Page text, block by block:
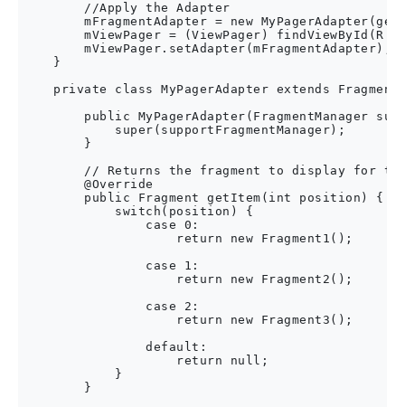
        //Apply the Adapter
mFragmentAdapter = new
mViewPager = (ViewPager)
        mViewPager.setAdapter(mFragmentAdapter);
    }
private class MyPagerAdapter extends
public MyPagerAdapter(FragmentManager
            super(supportFragmentManager);
        }
// Returns the fragment to display for
        @Override
        public Fragment getItem(int position) {
            switch(position) {
                case 0:
                    return new Fragment1();
                case 1:
                    return new Fragment2();
                case 2:
                    return new Fragment3();
                default:
                    return null;
            }
        }